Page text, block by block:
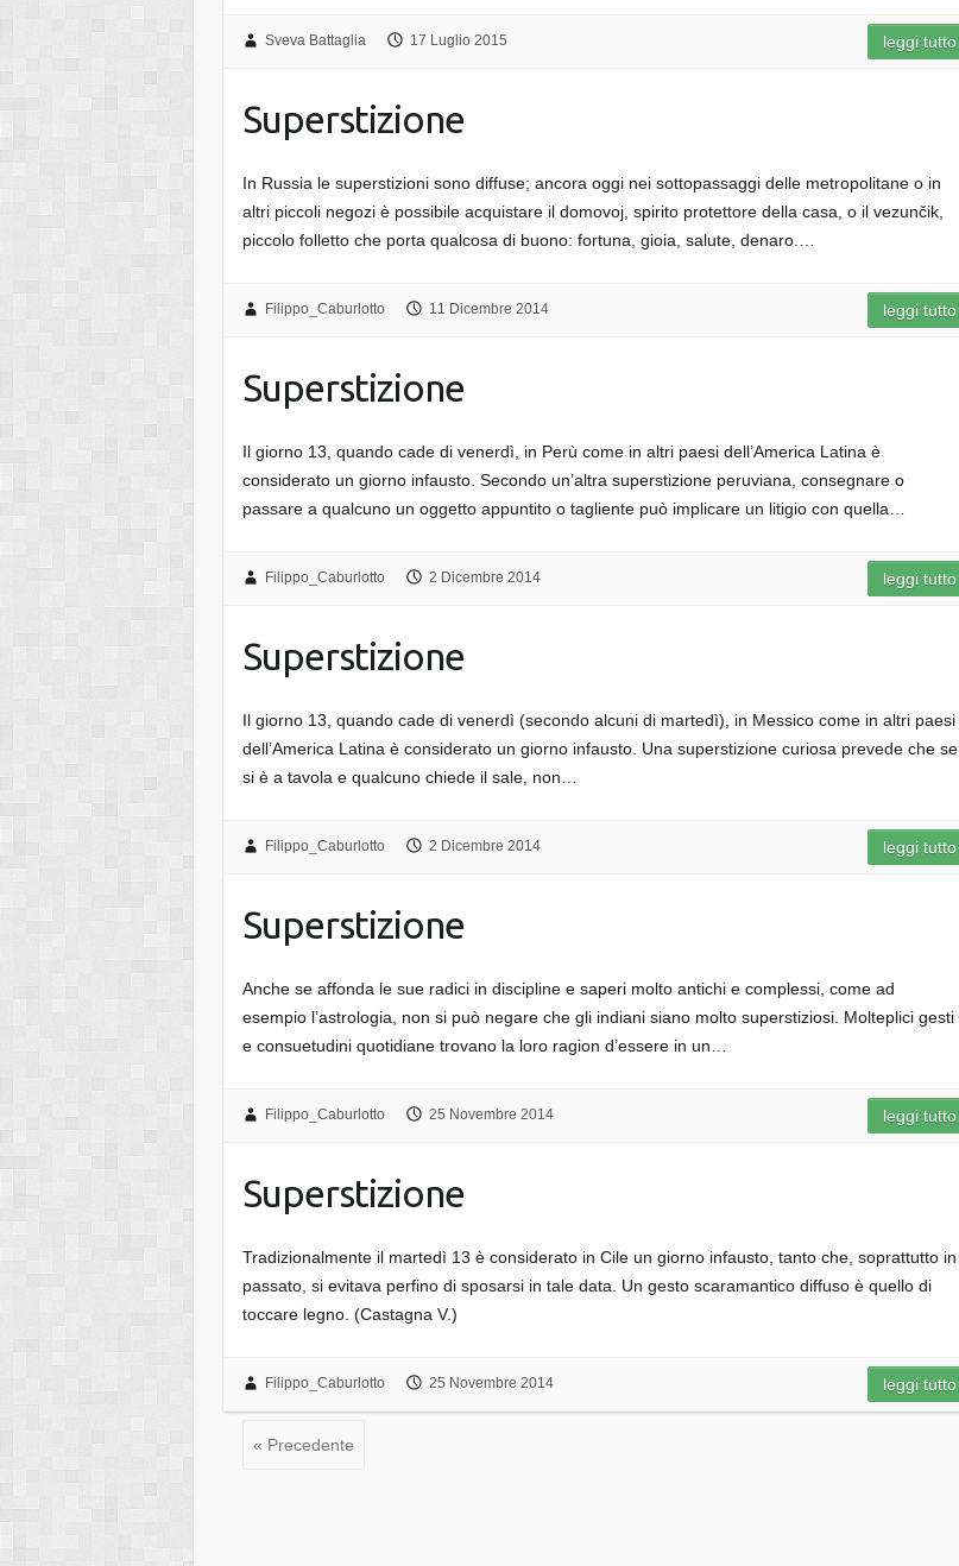
Sveva Battaglia 17 Luglio 2015 leggi tutto
Superstizione
In Russia le superstizioni sono diffuse; ancora oggi nei sottopassaggi delle metropolitane o in
altri piccoli negozi è possibile acquistare il domovoj, spirito protettore della casa, o il vezunčik,
piccolo folletto che porta qualcosa di buono: fortuna, gioia, salute, denaro.…
Filippo_Caburlotto 11 Dicembre 2014 leggi tutto
Superstizione
Il giorno 13, quando cade di venerdì, in Perù come in altri paesi dell’America Latina è
considerato un giorno infausto. Secondo un’altra superstizione peruviana, consegnare o
passare a qualcuno un oggetto appuntito o tagliente può implicare un litigio con quella…
Filippo_Caburlotto 2 Dicembre 2014 leggi tutto
Superstizione
Il giorno 13, quando cade di venerdì (secondo alcuni di martedì), in Messico come in altri paesi
dell’America Latina è considerato un giorno infausto. Una superstizione curiosa prevede che se
si è a tavola e qualcuno chiede il sale, non…
Filippo_Caburlotto 2 Dicembre 2014 leggi tutto
Superstizione
Anche se affonda le sue radici in discipline e saperi molto antichi e complessi, come ad
esempio l’astrologia, non si può negare che gli indiani siano molto superstiziosi. Molteplici gesti
e consuetudini quotidiane trovano la loro ragion d’essere in un…
Filippo_Caburlotto 25 Novembre 2014 leggi tutto
Superstizione
Tradizionalmente il martedì 13 è considerato in Cile un giorno infausto, tanto che, soprattutto in
passato, si evitava perfino di sposarsi in tale data. Un gesto scaramantico diffuso è quello di
toccare legno. (Castagna V.)
Filippo_Caburlotto 25 Novembre 2014 leggi tutto
« Precedente